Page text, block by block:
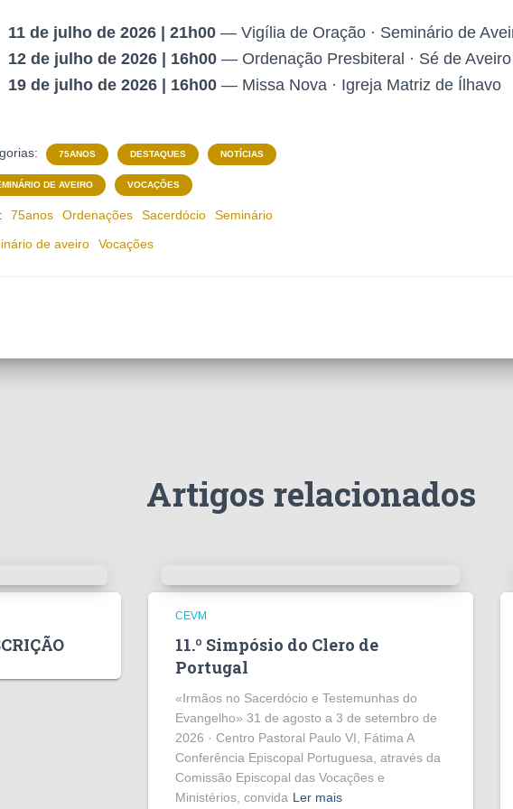
11 de julho de 2026 | 21h00 — Vigília de Oração · Seminário de
12 de julho de 2026 | 16h00 — Ordenação Presbiteral · Sé de Aveiro
19 de julho de 2026 | 16h00 — Missa Nova · Igreja Matriz de Ílhavo
75ANOS DESTAQUES NOTÍCIAS
DE AVEIRO VOCAÇÕES
75anos Ordenações Sacerdócio
Seminário
de aveiro
Vocações
Artigos relacionados
CEVM
11.º Simpósio do Clero de
Portugal
«Irmãos no Sacerdócio e Testemunhas do
Evangelho» 31 de agosto a 3 de setembro de
2026 · Centro Pastoral Paulo VI, Fátima A
Conferência Episcopal Portuguesa, através da
Comissão Episcopal das Vocações e
Ministérios, convida Ler mais